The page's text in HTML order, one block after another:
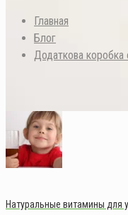
Главная
Блог
Додаткова коробка
Натуральные витамины для